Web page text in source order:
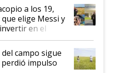
a los 19,
elige Messi y
en el
era como "darle
para droga":
el libertario
crisis salió
campo sigue
impulso